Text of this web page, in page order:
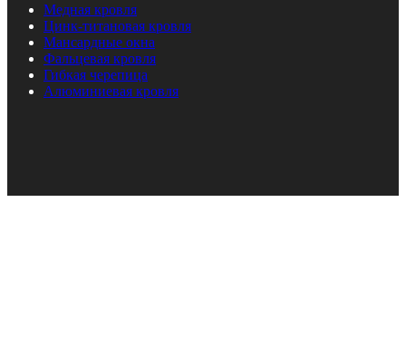
Медная кровля
Цинк-титановая кровля
Мансардные окна
Фальцевая кровля
Гибкая черепица
Алюминиевая кровля